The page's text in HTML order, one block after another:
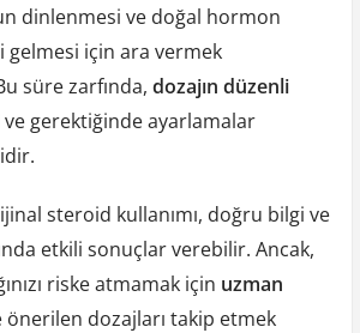
dinlenmesi ve doğal hormon
gelmesi için ara vermek
süre zarfında, dozajın düzenli
ve gerektiğinde ayarlamalar
steroid kullanımı, doğru bilgi ve
etkili sonuçlar verebilir. Ancak,
riske atmamak için uzman
dozajları takip etmek